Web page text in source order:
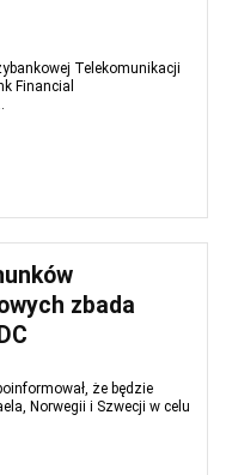
Telekomunikacji
Financial
zbada
że będzie
Norwegii i Szwecji w celu